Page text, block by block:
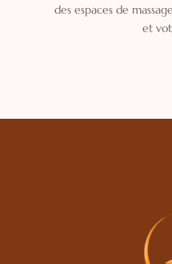
des espaces de
et